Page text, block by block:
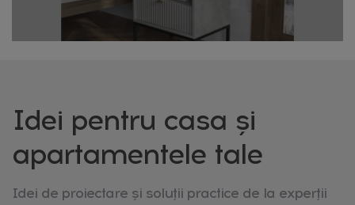
Idei pentru casa și
apartamentele tale
Idei de proiectare și soluții practice de la experții